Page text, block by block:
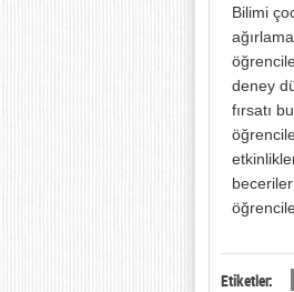
Bilimi
deney
fırsatı
Etiketler: